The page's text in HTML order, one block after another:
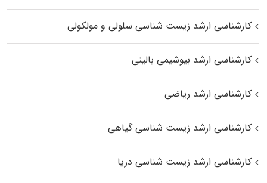
کارشناسی ارشد زیست شناسی سلولی و مولکولی
کارشناسی ارشد بیوشیمی بالینی
کارشناسی ارشد ریاضی
کارشناسی ارشد زیست‌ شناسی گیاهی
کارشناسی ارشد زیست‌ شناسی دریا